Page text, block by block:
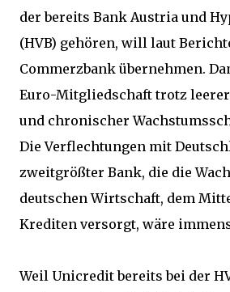
der bereits Bank Austria und
(HVB) gehören, will laut
Commerzbank übernehmen.
Euro-Mitgliedschaft trotz leerer
und chronischer
Die Verflechtungen mit
zweitgrößter Bank, die die
deutschen Wirtschaft, dem
Krediten versorgt, wäre
Weil Unicredit bereits bei der